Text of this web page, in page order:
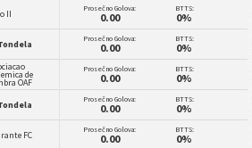
II Prosečno Golova:
0.00
BTTS:
0%
Prosečno Golova:
0.00
BTTS:
0%
de
OAF
Prosečno Golova:
0.00
BTTS:
0%
Prosečno Golova:
0.00
BTTS:
0%
FC Prosečno Golova:
0.00
BTTS:
0%